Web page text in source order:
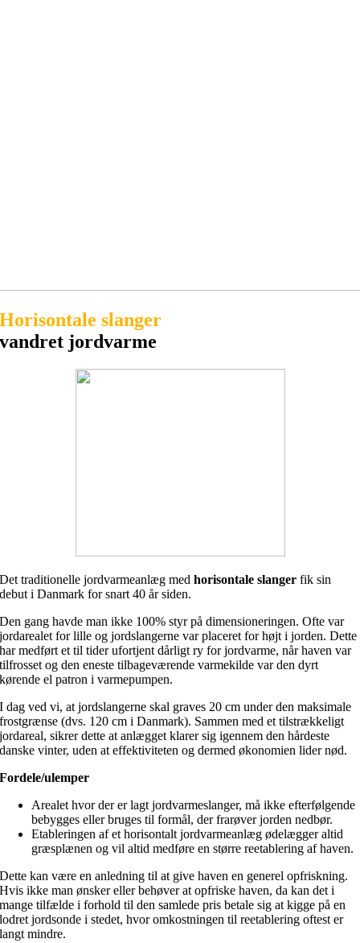
Horisontale slanger
vandret jordvarme
Det traditionelle jordvarmeanlæg medhorisontale slanger fik sin
debut i Danmark for snart 40 år siden.
Den gang havde man ikke 100% styr på dimensioneringen. Ofte var
jordarealet for lille og jordslangerne var placeret for højt i jorden. Dette
har medført et til tider ufortjent dårligt ry for jordvarme, når haven var
tilfrosset og den eneste tilbageværende varmekilde var den dyrt
kørende el patron i varmepumpen.
I dag ved vi, at jordslangerne skal graves 20 cm under den maksimale
frostgrænse (dvs. 120 cm i Danmark). Sammen med et tilstrækkeligt
jordareal, sikrer dette at anlægget klarer sig igennem den hårdeste
danske vinter, uden at effektiviteten og dermed økonomien lider nød.
Fordele/ulemper
Arealet hvor der er lagt jordvarmeslanger, må ikke efterfølgende
bebygges eller bruges til formål, der frarøver jorden nedbør.
Etableringen af et horisontalt jordvarmeanlæg ødelægger altid
græsplænen og vil altid medføre en større reetablering af haven.
Dette kan være en anledning til at give haven en generel opfriskning.
Hvis ikke man ønsker eller behøver at opfriske haven, da kan det i
mange tilfælde i forhold til den samlede pris betale sig at kigge på en
lodret jordsonde i stedet, hvor omkostningen til reetablering oftest er
langt mindre.